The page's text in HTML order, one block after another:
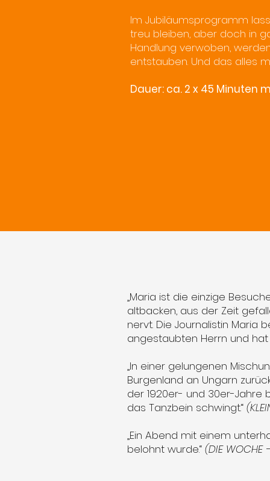
Im Jubiläumsprogramm
treu bleiben, aber doch in
Handlung verwoben,
entstauben. Und das alles
Dauer: ca. 2 x 45 Minuten
„Maria ist die einzige
altbacken, aus der Zeit
nervt. Die Journalistin
angestaubten Herrn und
„In einer gelungenen
Burgenland an Ungarn
der 1920er- und 30er-Jahre
das Tanzbein schwingt.“
„Ein Abend mit einem
belohnt wurde.“ (DIE WOCHE